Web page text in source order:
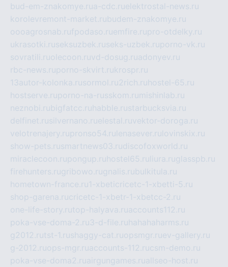
bud-em-znakomye.rua-cdc.ruelektrostal-news.ru
korolevremont-market.rubudem-znakomye.ru
oooagrosnab.rufpodaso.ruemfire.rupro-otdelky.ru
ukrasotki.ruseksuzbek.ruseks-uzbek.ruporno-vk.ru
sovratili.ruolecoon.ruvd-dosug.ruadonyev.ru
rbc-news.ruporno-skvirt.rukrospr.ru
13autor-kolonka.rusormol.ru2rich.ru hostel-65.ru
hostserve.ruporno-na-russkom.ru mishinlab.ru
neznobi.rubigfatcc.ru habble.rustarbucksvia.ru
delfinet.rusilvernano.ruelestal.ruvektor-doroga.ru
velotrenajery.rupronso54.ru lenasever.ru lovinskix.ru
show-pets.rusmartnews03.rudiscofoxworld.ru
miraclecoon.rupongup.ru hostel65.ru liura.ruglasspb.ru
firehunters.rugribowo.rugnalis.rubulkitula.ru
hometown-france.ru1-xbeticricetc-1-xbetti-5.ru
shop-garena.rucricetc-1-xbetr-1-xbetcc-2.ru
one-life-story.rutop-halyava.ruaccounts112.ru
poka-vse-doma-2.ru3-d-file.ru hahahaharms.ru
g2012.rutst-1.rushaggy-cat.ruopsmgr.ruev-gallery.ru
g-2012.ruops-mgr.ruaccounts-112.rucsm-demo.ru
poka-vse-doma2.ruairgungames.ruallseo-host.ru